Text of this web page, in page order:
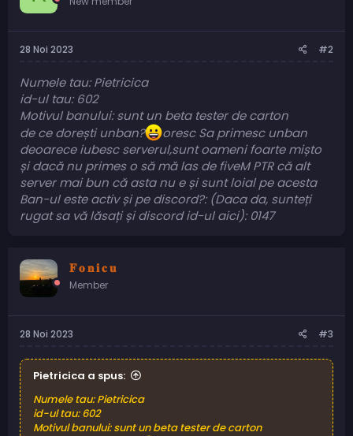
28 Noi 2023 #2
Numele tau: Pietricica
id-ul tau: 602
Motivul banului: sunt un beta tester de carton
de ce dorești unban?
oresc Sa primesc unban
deoarece iubesc serverul,sunt oameni foarte mișto
și dacă nu primes o să mă las de fiveM PTR că alt
server mai bun că asta nu e și sunt loial pe acesta
Ban-ul este activ și pe discord?: (Daca da, sunteți
rugat sa vă lăsați și discord id-ul aici): 0147
𝐅 𝐨 𝐧 𝐢 𝐜 𝐮
Member
28 Noi 2023 #3
Pietricica a spus:
Numele tau: Pietricica
id-ul tau: 602
Motivul banului: sunt un beta tester de carton